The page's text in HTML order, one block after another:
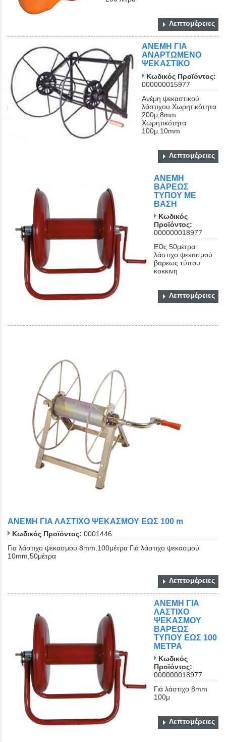
Λεπτομέρειες
ΑΝΕΜΗ ΓΙΑ
ΑΝΑΡΤΩΜΕΝΟ
ΨΕΚΑΣΤΙΚΟ
Κωδικός Προϊόντος:
000000015977
Ανέμη ψεκαστικού
λάστιχου Χωρητικότητα
200μ.8mm
Xωρητικότητα
100μ.10mm
Λεπτομέρειες
ΑΝΕΜΗ
ΒΑΡΕΩΣ
ΤΥΠΟΥ ΜΕ
ΒΑΣΗ
Κωδικός
Προϊόντος:
000000018977
ΕΩς 50μέτρα
λάστιχο ψεκασμού
βαρεως τύπου
κοκκινη
Λεπτομέρειες
ΑΝΕΜΗ ΓΙΑ ΛΑΣΤΙΧΟ ΨΕΚΑΣΜΟΥ ΕΩΣ 100 m
Κωδικός Προϊόντος: 0001446
Για λάστιχο ψεκασμου 8mm.100μέτρα Γιά λάστιχο ψεκασμού
10mm,50μέτρα
Λεπτομέρειες
ΑΝΕΜΗ ΓΙΑ
ΛΑΣΤΙΧΟ
ΨΕΚΑΣΜΟΥ
ΒΑΡΕΩΣ
ΤΥΠΟΥ ΕΩΣ 100
ΜΕΤΡΑ
Κωδικός
Προϊόντος:
000000018977
Γιά λάστιχο 8mm
100μ
Λεπτομέρειες